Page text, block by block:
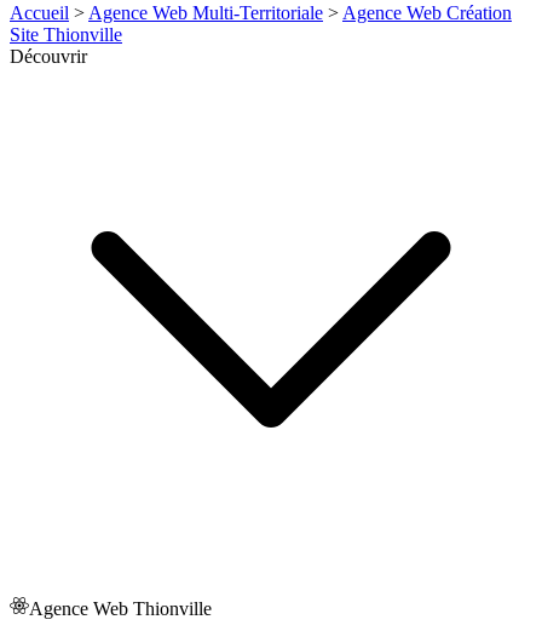
Accueil > Agence Web Multi-Territoriale > Agence Web Création
Site Thionville
Découvrir
Agence Web Thionville